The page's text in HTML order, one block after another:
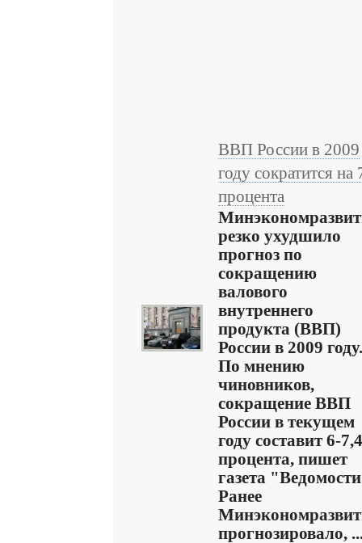
ВВП России в 2009
году сократится на
процента
резко ухудшило
прогноз по
сокращению
валового
внутреннего
продукта (ВВП)
России в 2009 году.
По мнению
чиновников,
сокращение ВВП
России в текущем
году составит 6-7,4
процента, пишет
газета
Ранее
прогнозировало,